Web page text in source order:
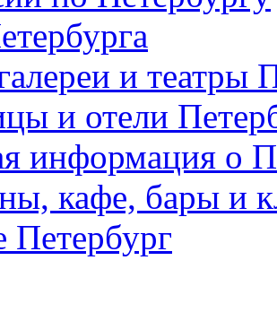
и театры
и отели
информация о
кафе, бары и
Петербург